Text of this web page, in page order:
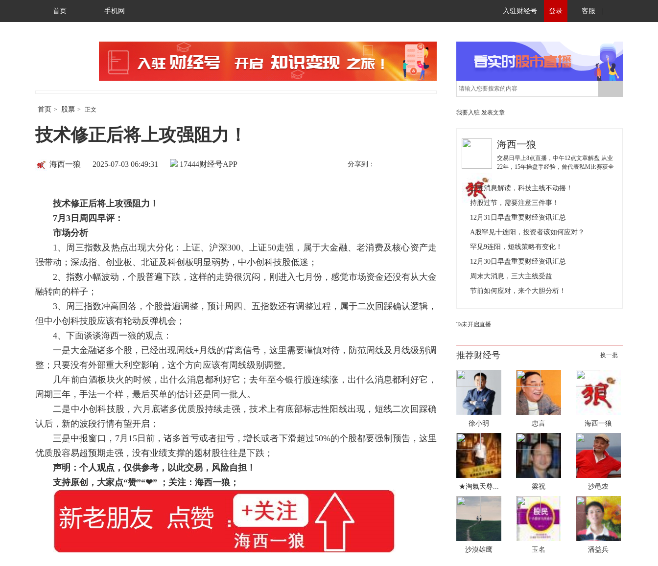
首页 手机网 入驻财经号 登录 客服
首页 > 股票 > 正文
技术修正后将上攻强阻力！
财经号APP
海西一狼 2025-07-03 06:49:31 17444 分享到：
技术修正后将上攻强阻力！
7月 3 日周四早评：
市场分析
1、周三指数及热点出现大分化：上证、沪深300、上证50走强，属于大金融、老消费及核心资产走
强带动；深成指、创业板、北证及科创板明显弱势，中小创科技股低迷；
2、指数小幅波动，个股普遍下跌，这样的走势很沉闷，刚进入七月份，感觉市场资金还没有从大金
融转向的样子；
3、周三指数冲高回落，个股普遍调整，预计周四、五指数还有调整过程，属于二次回踩确认逻辑，
但中小创科技股应该有轮动反弹机会；
4、下面谈谈海西一狼的观点：
一是大金融诸多个股，已经出现周线+月线的背离信号，这里需要谨慎对待，防范周线及月线级别调
整；只要没有外部重大利空影响，这个方向应该有周线级别调整。
几年前白酒板块火的时候，出什么消息都利好它；去年至今银行股连续涨，出什么消息都利好它，
周期三年，手法一个样，最后买单的估计还是同一批人。
二是中小创科技股，六月底诸多优质股持续走强，技术上有底部标志性阳线出现，短线二次回踩确
认后，新的波段行情有望开启；
三是中报窗口，7月15日前，诸多首亏或者扭亏，增长或者下滑超过50%的个股都要强制预告，这里
优质股容易超预期走强，没有业绩支撑的题材股往往是下跌；
声明：个人观点，仅供参考，以此交易，风险自担！
支持原创，大家点“赞”“❤” ；关注：海西一狼；
我要入驻 发表文章
海西一狼
交易日早上8点直播，中午12点文章解盘 从业
22年，15年操盘手经验，曾代表私M比赛获全
《实战36招》、《波段价值体系》，《量化交
易系统》；
三大消息解读，科技主线不动摇！
持股过节，需要注意三件事！
12月31日早盘重要财经资讯汇总
A股罕见十连阳，投资者该如何应对？
罕见9连阳，短线策略有变化！
12月30日早盘重要财经资讯汇总
周末大消息，三大主线受益
节前如何应对，来个大胆分析！
Ta未开启直播
推荐财经号 换一批
徐小明 忠言 海西一狼
★淘氣天尊... 梁祝 沙黾农
沙漠雄鹰 玉名 潘益兵